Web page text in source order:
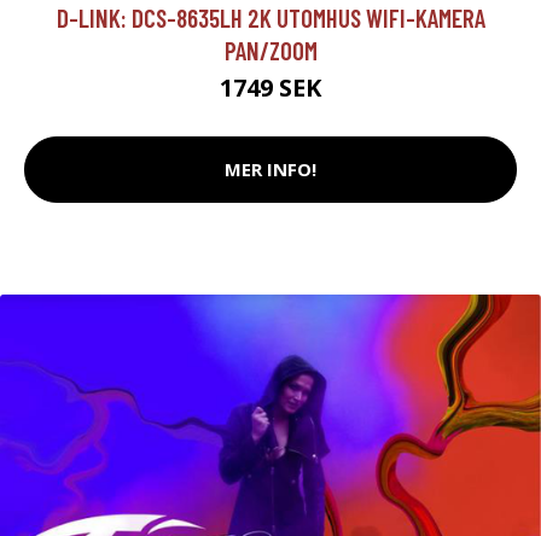
D-LINK: DCS-8635LH 2K UTOMHUS WIFI-KAMERA
PAN/ZOOM
1749 SEK
MER INFO!